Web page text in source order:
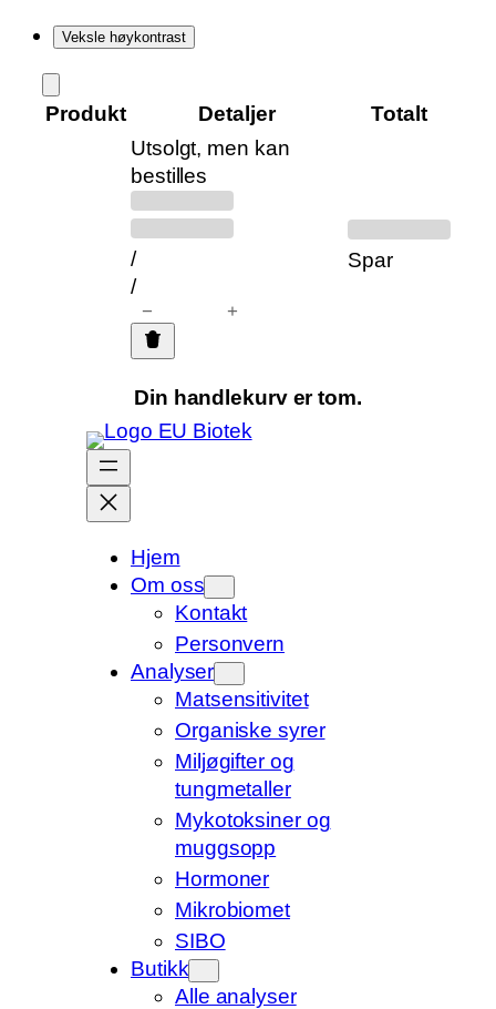
Veksle høykontrast
Hopp
Produkter
handlekurven
Produkt Detaljer
Totalt
Utsolgt, men kan
bestilles
/
/
− +
Spar
Din handlekurv er tom.
Hjem
Om oss
Kontakt
Personvern
Analyser
Matsensitivitet
Organiske syrer
Miljøgifter og
tungmetaller
Mykotoksiner og
muggsopp
Hormoner
Mikrobiomet
SIBO
Butikk
Alle analyser